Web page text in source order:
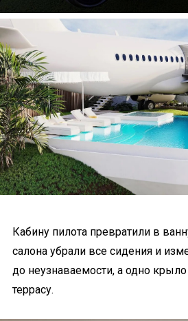
Кабину пилота превратили в
салона убрали все сидения и
до неузнаваемости, а одно
террасу.